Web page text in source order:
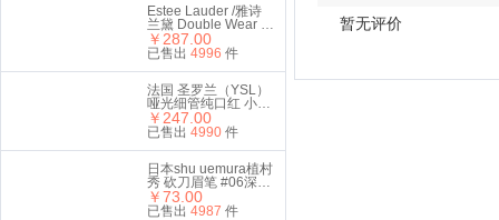
Estee Lauder /雅诗
兰黛 Double Wear 持
妆无瑕气垫粉霜 1W1
Bone 12g（带替换
装）
￥287.00
已售出 4996 件
法国 圣罗兰（YSL）
哑光细管纯口红 小金
条2.2g #416番茄红
￥247.00
已售出 4990件
日本shu uemura植村
秀 砍刀眉笔 #06深棕
色 4g
￥73.00
已售出 4987 件
暂无评价